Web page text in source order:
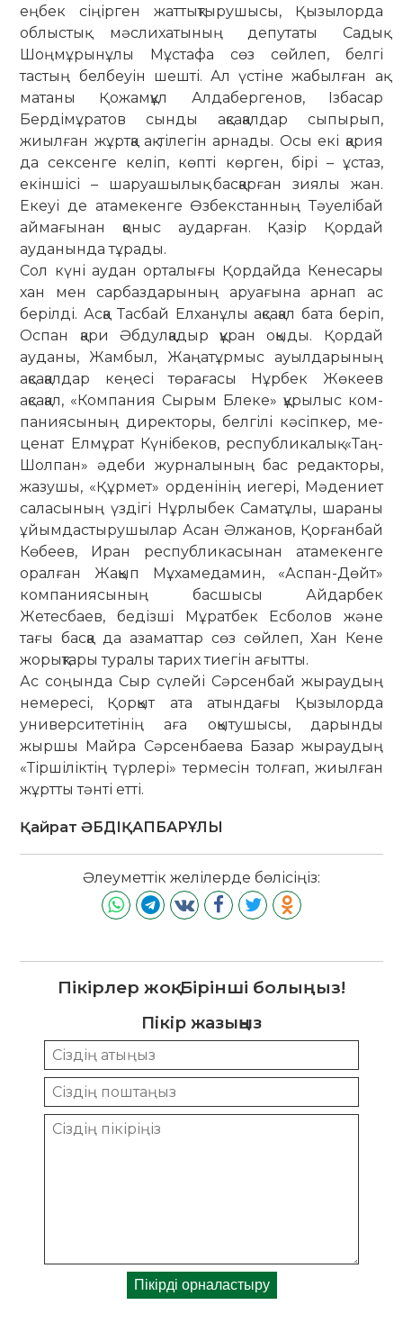
еңбек сіңірген жаттықтырушысы, Қы­зылорда
облыстық мәслихатының депутаты Са­дық
Шоңмұрынұлы Мұстафа сөз сөйлеп, белгі
тастың бел­беуін шешті. Ал үстіне жабылған ақ
матаны Қожамқұл Алдабергенов, Ізбасар
Бердімұратов сынды ақсақалдар сыпырып,
жиылған жұртқа ақ тілегін арнады. Осы екі қария
да сексенге келіп, көпті көрген, бірі – ұстаз,
екін­шісі – шаруашылық басқарған зиялы жан.
Екеуі де ата­ме­­кенге Өзбекстанның Тәуелібай
аймағынан қоныс ау­дарған. Қазір Қордай
ауданында тұрады.
Сол күні аудан орталығы Қордайда Кенесары
хан мен сарбаздарының аруағына арнап ас
берілді. Асқа Тасбай Елханұлы ақсақал бата беріп,
Оспан қари Әбдулқадыр құран оқыды. Қордай
ауданы, Жамбыл, Жа­ңатұрмыс ауылдарының
ақсақалдар кеңесі төрағасы Нұрбек Жө­кеев
ақсақал, «Компания Сырым Блеке» құ­рылыс ком­
паниясының директоры, белгілі кәсіпкер, ме­
ценат Елмұрат Күнібеков, республикалық «Таң-
Шол­пан» әде­­би журналының бас редакторы,
жазушы, «Құр­мет» орденінің иегері, Мәдениет
саласының үздігі Нұр­лы­бек Саматұлы, шараны
ұйымдастырушылар Асан Әл­жанов, Қорғанбай
Көбеев, Иран республикасынан ата­мекенге
оралған Жақып Мұхамедамин, «Аспан-Дөйт»
ком­паниясының басшысы Айдарбек
Жетесбаев, бе­діз­ші Мұратбек Есболов және
тағы басқа да азаматтар сөз сөйлеп, Хан Кене
жорықтары туралы тарих тиегін ағыт­ты.
Ас соңында Сыр сүлейі Сәрсенбай жыраудың
не­ме­ре­сі, Қорқыт ата атындағы Қызылорда
универ­си­тетінің аға оқытушысы, дарынды
жыршы Майра Сәрсенбаева Ба­­зар жыраудың
«Тіршіліктің түрлері» термесін толғап, жиылған
жұртты тәнті етті.
Қайрат ӘБДІҚАПБАРҰЛЫ
Әлеуметтік желілерде бөлісіңіз:
Пікірлер жоқ. Бірінші болыңыз!
Пікір жазыңыз